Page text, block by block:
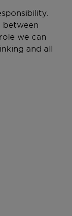
between
we can
and all